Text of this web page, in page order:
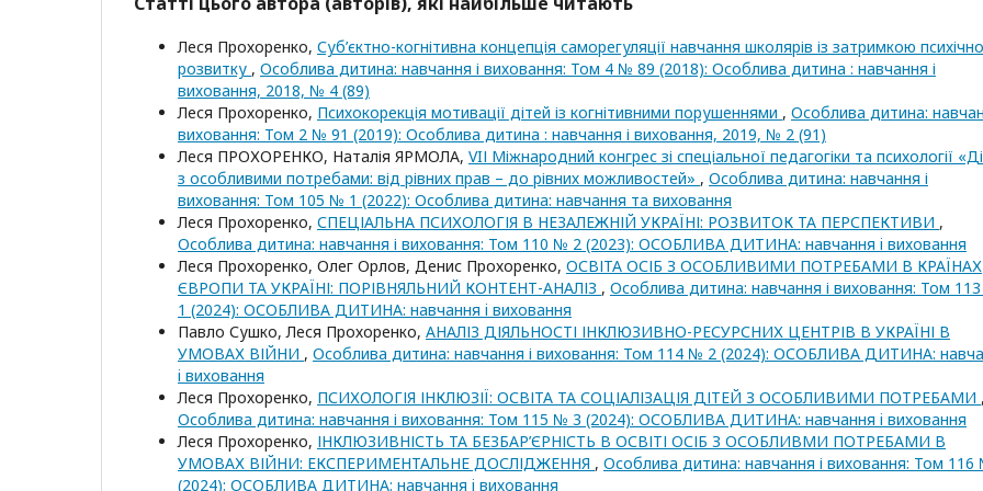
Леся Прохоренко, Суб’єктно-когнітивна концепція саморегуляції навчання школярів із затримкою
розвитку , Особлива дитина: навчання і виховання: Том 4 № 89 (2018): Особлива дитина : навчання і
виховання, 2018, № 4 (89)
Леся Прохоренко, Психокорекція мотивації дітей із когнітивними порушеннями , Особлива дитина:
виховання: Том 2 № 91 (2019): Особлива дитина : навчання і виховання, 2019, № 2 (91)
Леся ПРОХОРЕНКО, Наталія ЯРМОЛА, VIІ Міжнародний конгрес зі спеціальної педагогіки та психології
з особливими потребами: від рівних прав – до рівних можливостей» , Особлива дитина: навчання і
виховання: Том 105 № 1 (2022): Особлива дитина: навчання та виховання
Леся Прохоренко, СПЕЦІАЛЬНА ПСИХОЛОГІЯ В НЕЗАЛЕЖНІЙ УКРАЇНІ: РОЗВИТОК ТА ПЕРСПЕКТИВИ ,
Особлива дитина: навчання і виховання: Том 110 № 2 (2023): ОСОБЛИВА ДИТИНА: навчання i виховання
Леся Прохоренко, Олег Орлов, Денис Прохоренко, ОСВІТА ОСІБ З ОСОБЛИВИМИ ПОТРЕБАМИ В КРАЇНАХ
ЄВРОПИ ТА УКРАЇНІ: ПОРІВНЯЛЬНИЙ КОНТЕНТ-АНАЛІЗ , Особлива дитина: навчання і виховання: Том
1 (2024): ОСОБЛИВА ДИТИНА: навчання i виховання
Павло Сушко, Леся Прохоренко, АНАЛІЗ ДІЯЛЬНОСТІ ІНКЛЮЗИВНО-РЕСУРСНИХ ЦЕНТРІВ В УКРАЇНІ В
УМОВАХ ВІЙНИ , Особлива дитина: навчання і виховання: Том 114 № 2 (2024): ОСОБЛИВА ДИТИНА:
i виховання
Леся Прохоренко, ПСИХОЛОГІЯ ІНКЛЮЗІЇ: ОСВІТА ТА СОЦІАЛІЗАЦІЯ ДІТЕЙ З ОСОБЛИВИМИ ПОТРЕБАМИ ,
Особлива дитина: навчання і виховання: Том 115 № 3 (2024): ОСОБЛИВА ДИТИНА: навчання i виховання
Леся Прохоренко, ІНКЛЮЗИВНІСТЬ ТА БЕЗБАР’ЄРНІСТЬ В ОСВІТІ ОСІБ З ОСОБЛИВМИ ПОТРЕБАМИ В
УМОВАХ ВІЙНИ: ЕКСПЕРИМЕНТАЛЬНЕ ДОСЛІДЖЕННЯ , Особлива дитина: навчання і виховання: Том
(2024): ОСОБЛИВА ДИТИНА: навчання i виховання